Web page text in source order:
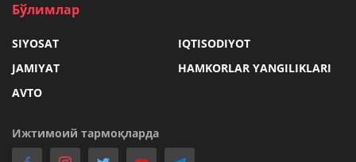
Бўлимлар
SIYOSAT
IQTISODIYOT
JAMIYAT
HAMKORLAR YANGILIKLARI
AVTO
Ижтимоий тармоқларда